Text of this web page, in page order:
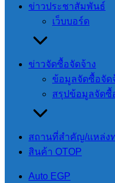
ข่าวประชาสัมพันธ์
เว็บบอร์ด
ข่าวจัดซื้อจัดจ้าง
ข้อมูลจัดซื้อจัด
สรุปข้อมูลจัดซื้
สถานที่สําคัญ/แหล่งท่
สินค้า OTOP
Auto EGP
มะผ้าและบริเวณหน้าศูนย์
อำนวยความ
สะดวกการจราจร
บริเวณหน้า
โรงเรียนอนุบาล
ปางมะผ้าและ